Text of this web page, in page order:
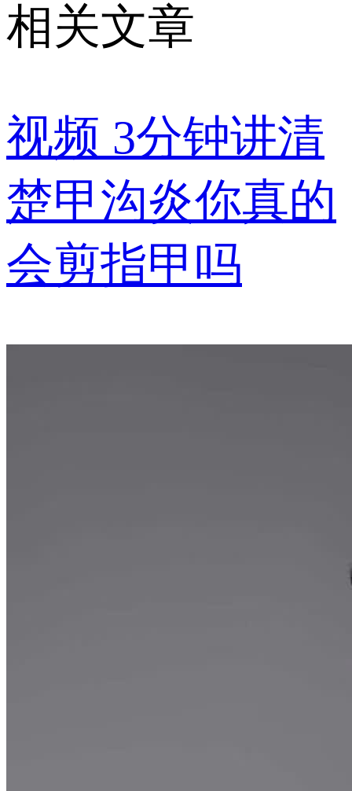
相关文章
视频 3分钟讲清
楚甲沟炎你真的
会剪指甲吗